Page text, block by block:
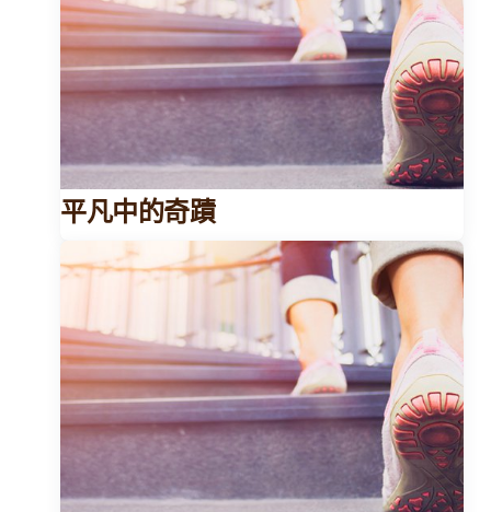
平凡中的奇蹟